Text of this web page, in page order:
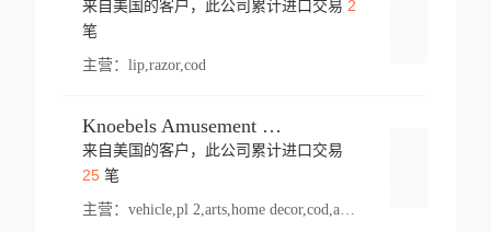
来自美国的客户，此公司累计进口交易 2
笔
主营： lip,razor,cod
Knoebels Amusement Resort
来自美国的客户，此公司累计进口交易
25笔
主营： vehicle,pl 2,arts,home decor,cod,amusement ride,sea